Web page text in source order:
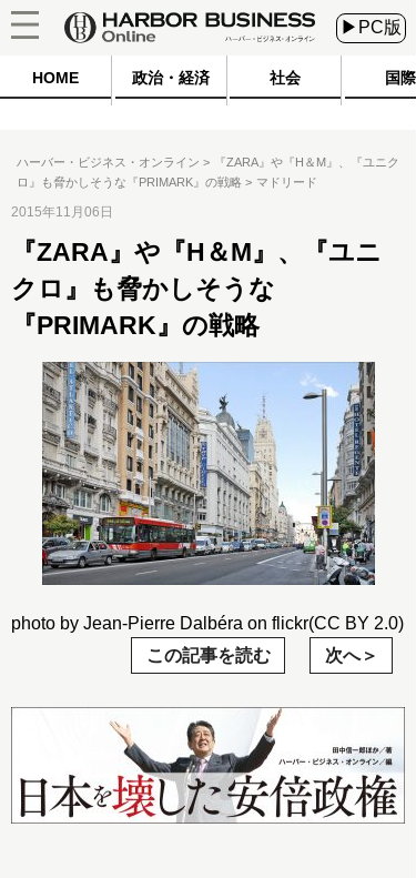
▶PC版
HOME 政治・経済 社会 国際
ハーバー・ビジネス・オンライン
『ZARA』や『H＆M』、『ユニク
ロ』も脅かしそうな『PRIMARK』の戦略
マドリード
2015年11月06日
『ZARA』や『H＆M』、『ユニ
クロ』も脅かしそうな
『PRIMARK』の戦略
photo by Jean-Pierre Dalbéra on flickr(CC BY 2.0)
この記事を読む
次へ